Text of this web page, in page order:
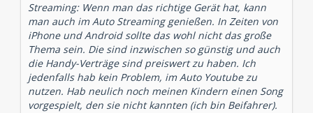
Streaming: Wenn man das richtige Gerät hat, kann
man auch im Auto Streaming genießen. In Zeiten von
iPhone und Android sollte das wohl nicht das große
Thema sein. Die sind inzwischen so günstig und auch
die Handy-Verträge sind preiswert zu haben. Ich
jedenfalls hab kein Problem, im Auto Youtube zu
nutzen. Hab neulich noch meinen Kindern einen Song
vorgespielt, den sie nicht kannten (ich bin Beifahrer).